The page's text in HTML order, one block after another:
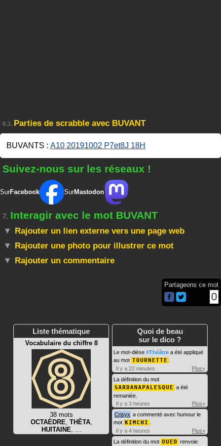
6.3. Parties de scrabble avec BUVANT
BUVANTS : A10 20191002 P7et8J 18H
Suivez-nous sur les réseaux !
SurFacebook SurMastodon
7. Interagir avec le mot BUVANT
Rajouter un lien externe vers une page web
Rajouter une photo pour illustrer ce mot
Rajouter un commentaire
Partageons ce mot
0
Liste thématique
Vocabulaire du chiffre 8
38 mots
OCTAÈDRE THÊTA,
HUITAINE
Quoi de beau
sur le dico ?
Le mot-dièse #Théâtre a été appliqué
au mot TOURNETTE
Il y a 22 minutes
Plus+
La définition du mot
SARDANAPALESQUE a été
remaniée.
Il y a 3 heures
Plus+
Crisyx a commenté avec humour le
mot KIMCHI
Il y a 4 heures
Plus+
La définition du mot OUED renvoie